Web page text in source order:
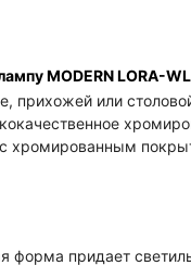
MODERN LORA-
прихожей или
с хромированным
форма придает